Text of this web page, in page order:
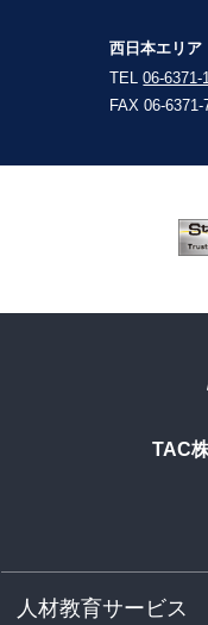
西日本エリア
TEL06-6371-
FAX 06-6371-
TAC
人材教育サービス